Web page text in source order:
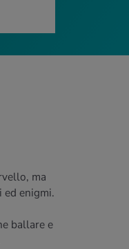
ma
ed enigmi.
ballare e